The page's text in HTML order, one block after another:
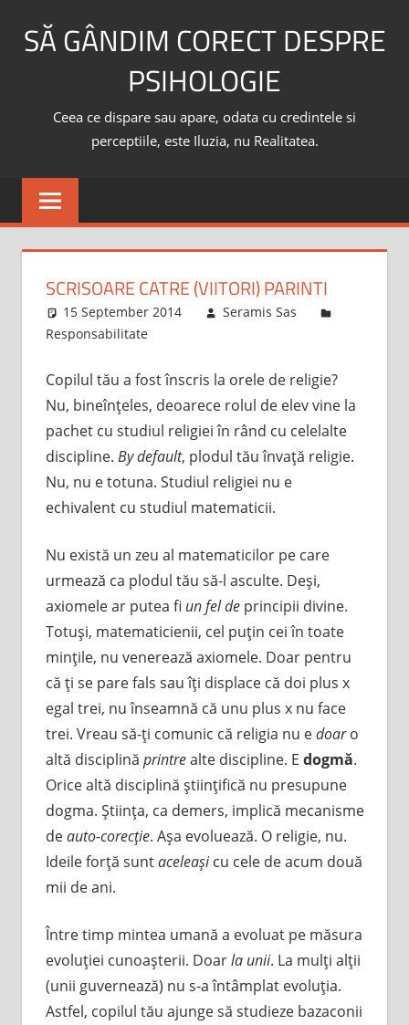
SĂ GÂNDIM CORECT DESPRE
PSIHOLOGIE
Ceea ce dispare sau apare, odata cu credintele si
perceptiile, este Iluzia, nu Realitatea.
SCRISOARE CATRE (VIITORI) PARINTI
15 September 2014
Seramis Sas
Responsabilitate
Copilul tău a fost înscris la orele de religie?
Nu, bineînţeles, deoarece rolul de elev vine la
pachet cu studiul religiei în rând cu celelalte
discipline. By default, plodul tău învaţă religie.
Nu, nu e totuna. Studiul religiei nu e
echivalent cu studiul matematicii.
Nu există un zeu al matematicilor pe care
urmează ca plodul tău să-l asculte. Deşi,
axiomele ar putea fi un fel deprincipii divine.
Totuşi, matematicienii, cel puţin cei în toate
minţile, nu venerează axiomele. Doar pentru
că ţi se pare fals sau îţi displace că doi plus x
egal trei, nu înseamnă că unu plus x nu face
trei. Vreau să-ţi comunic că religia nu edoaro
altă disciplină printrealte discipline. E dogmă.
Orice altă disciplină ştiinţifică nu presupune
dogma. Ştiinţa, ca demers, implică mecanisme
deauto-corecţie. Aşa evoluează. O religie, nu.
Ideile forţă suntaceleaşicu cele de acum două
mii de ani.
Între timp mintea umană a evoluat pe măsura
evoluţiei cunoaşterii. Doarla unii. La mulţi alţii
(unii guvernează) nu s-a întâmplat evoluţia.
Astfel, copilul tău ajunge să studieze bazaconii